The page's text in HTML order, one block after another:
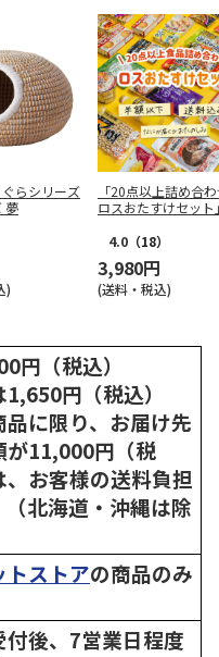
らシリーズ
夢
)
「20点以上詰め合
ロスおたすけセット
4.0 （18）
3,980円
(送料・税込)
円（税込）
円（税込）
品に限り、お届け先
が11,000円（税
お客様の送料負担
北海道・沖縄は除
トストアの商品のみ
後、7営業日程度